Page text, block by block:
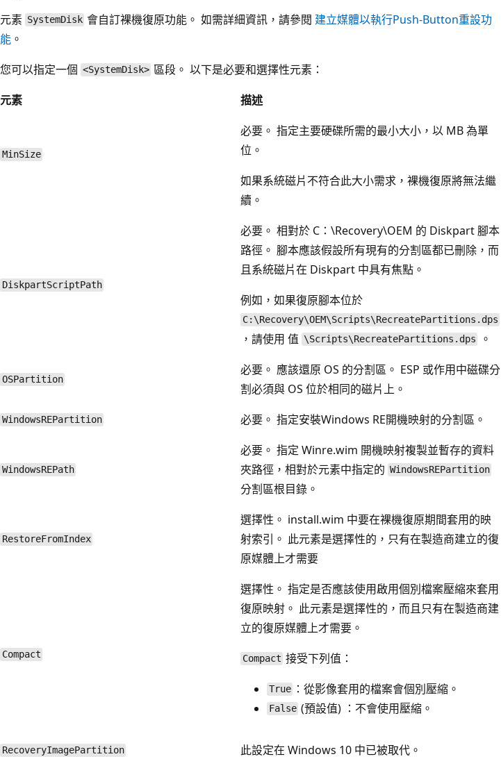
元素 SystemDisk 會自訂裸機復原功能。 如需詳細資訊，請參閱 建立媒體以執行Push-Button重設功
能 。
您可以指定一個 <SystemDisk> 區段。 以下是必要和選擇性元素：
元素
描述
MinSize
必要。 指定主要硬碟所需的最小大小，以 MB 為單
位。
如果系統磁片不符合此大小需求，裸機復原將無法繼
續。
DiskpartScriptPath
必要。 相對於 C：\Recovery\OEM 的 Diskpart 腳本
路徑。 腳本應該假設所有現有的分割區都已刪除，而
且系統磁片在 Diskpart 中具有焦點。
例如，如果復原腳本位於
C:\Recovery\OEM\Scripts\RecreatePartitions.dps
，請使用 值 \Scripts\RecreatePartitions.dps 。
OSPartition
必要。 應該還原 OS 的分割區。 ESP 或作用中磁碟分
割必須與 OS 位於相同的磁片上。
WindowsREPartition 必要。 指定安裝Windows RE開機映射的分割區。
WindowsREPath
必要。 指定 Winre.wim 開機映射複製並暫存的資料
夾路徑，相對於元素中指定的 WindowsREPartition
分割區根目錄。
RestoreFromIndex
選擇性。 install.wim 中要在裸機復原期間套用的映
射索引。 此元素是選擇性的，只有在製造商建立的復
原媒體上才需要
Compact
選擇性。 指定是否應該使用啟用個別檔案壓縮來套用
復原映射。 此元素是選擇性的，而且只有在製造商建
立的復原媒體上才需要。
Compact 接受下列值：
True ：從影像套用的檔案會個別壓縮。
False (預設值) ：不會使用壓縮。
RecoveryImagePartition 此設定在 Windows 10 中已被取代。